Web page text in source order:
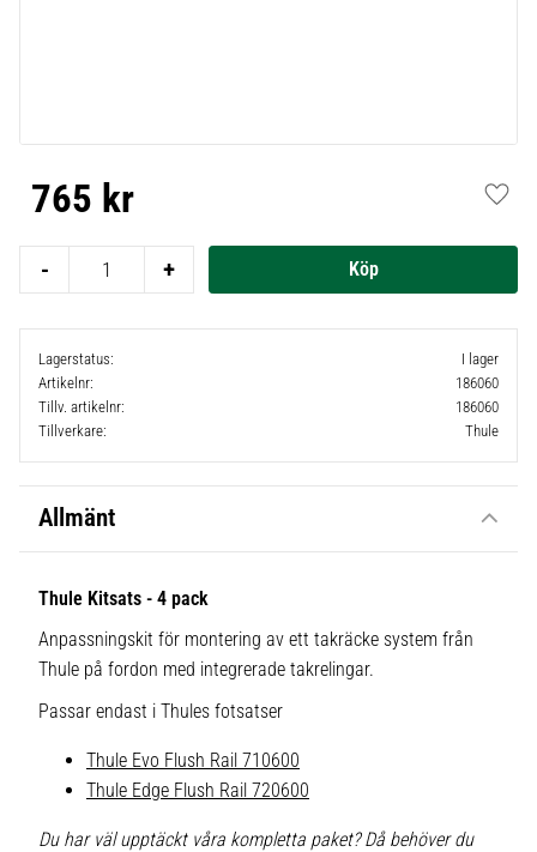
765 kr
+
-
Lagerstatus
I lager
Artikelnr
186060
Tillv. artikelnr
186060
Tillverkare
Thule
Allmänt
Thule Kitsats - 4 pack
Anpassningskit för montering av ett takräcke system från
Thule på fordon med integrerade takrelingar.
Passar endast i Thules fotsatser
Thule Evo Flush Rail 710600
Thule Edge Flush Rail 720600
Du har väl upptäckt våra kompletta paket? Då behöver du